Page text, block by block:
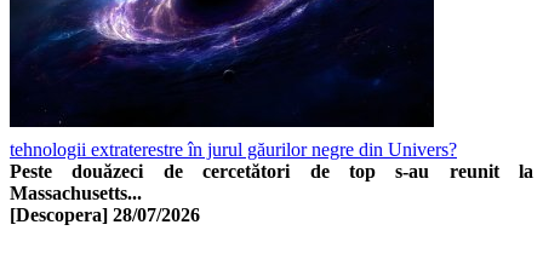
tehnologii extraterestre în jurul găurilor negre din Univers?
Peste douăzeci de cercetători de top s-au reunit la
Massachusetts...
[Descopera] 28/07/2026